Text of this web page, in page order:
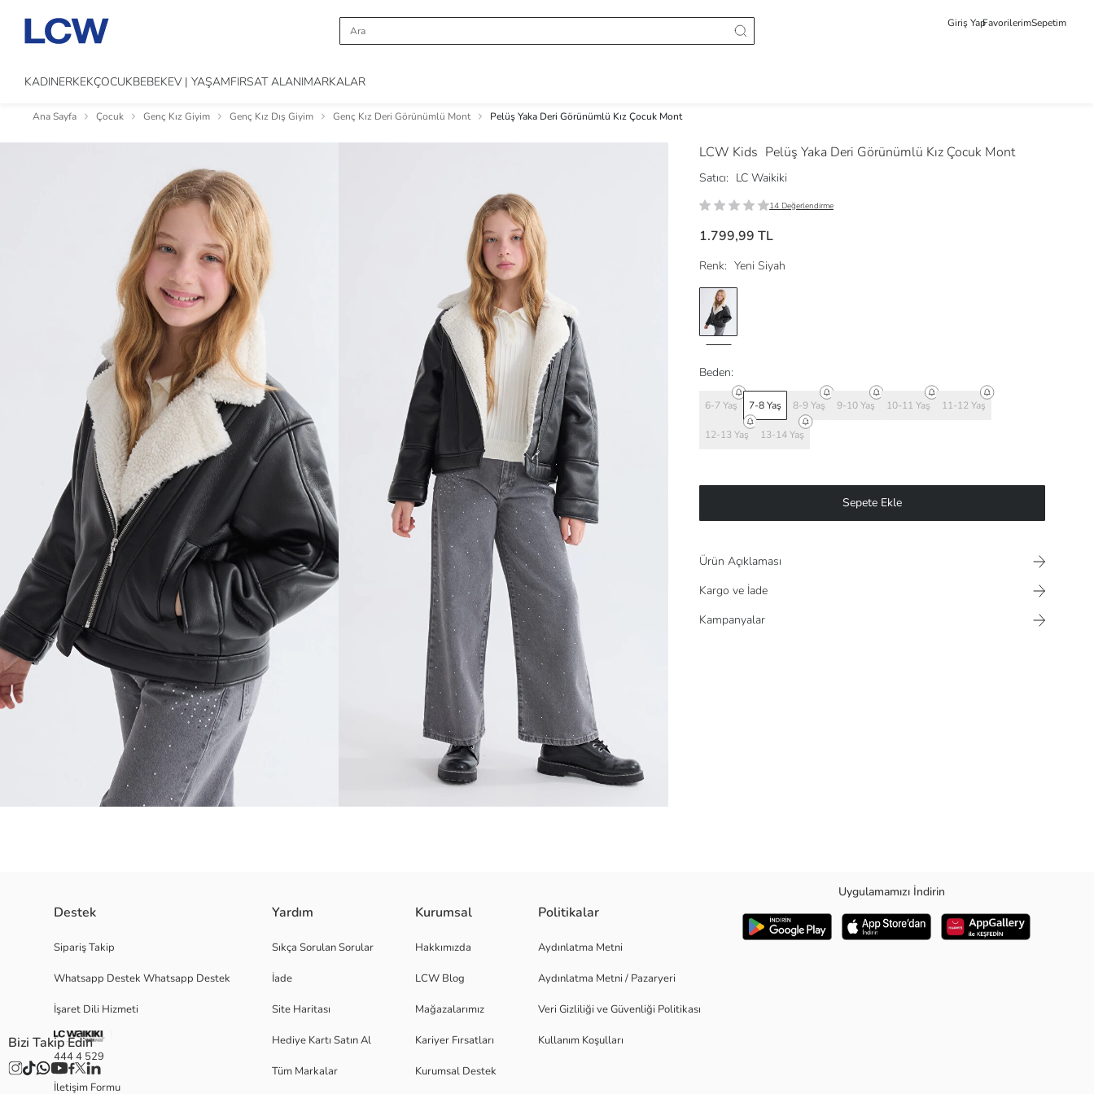
Giriş YapFavorilerimSepetim
KADINERKEKÇOCUKBEBEKEV | YAŞAMFIRSAT ALANIMARKALAR
Ana Sayfa Çocuk Genç Kız Giyim Genç Kız Dış Giyim Genç Kız Deri Görünümlü Mont Pelüş Yaka Deri Görünümlü Kız Çocuk Mont
LCW Kids Pelüş Yaka Deri Görünümlü Kız Çocuk Mont
Satıcı: LC Waikiki
14 Değerlendirme
1.799,99 TL
Renk: Yeni Siyah
Beden:
6-7 Yaş 7-8 Yaş 8-9 Yaş 9-10 Yaş 10-11 Yaş 11-12 Yaş
12-13 Yaş 13-14 Yaş
Sepete Ekle
Ürün Açıklaması
Kargo ve İade
Kampanyalar
Zemin Kumaşı:
Menşei:
Satıcı:
Marka:
Destek
Sipariş Takip
Whatsapp Destek Whatsapp Destek
İşaret Dili Hizmeti
444 4 529
İletişim Formu
Yardım
Sıkça Sorulan Sorular
İade
Site Haritası
Hediye Kartı Satın Al
Tüm Markalar
Kurumsal
Hakkımızda
LCW Blog
Mağazalarımız
Kariyer Fırsatları
Kurumsal Destek
Politikalar
Aydınlatma Metni
Aydınlatma Metni / Pazaryeri
Veri Gizliliği ve Güvenliği Politikası
Kullanım Koşulları
Uygulamamızı İndirin
Bizi Takip Edin